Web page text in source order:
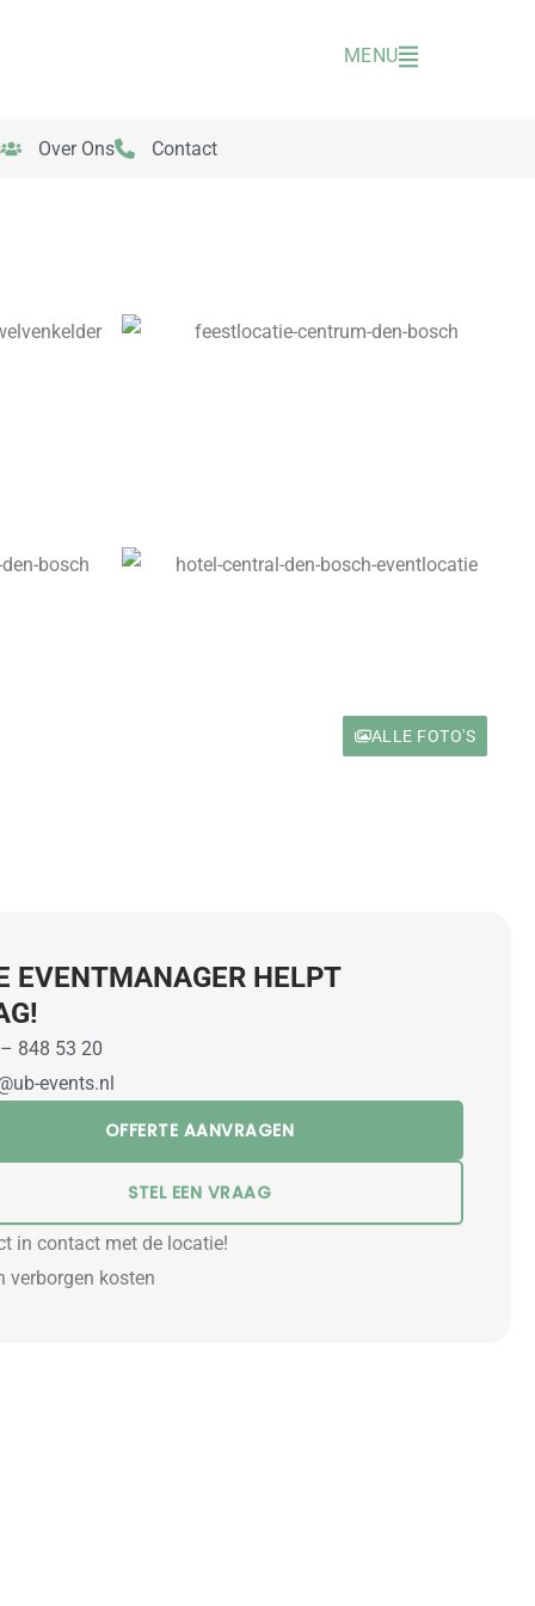
MENU
Over Ons Contact
ALLE FOTO'S
EVENTMANAGER HELPT
848 53 20
events.nl
OFFERTE AANVRAGEN
STEL EEN VRAAG
in contact met de locatie!
verborgen kosten